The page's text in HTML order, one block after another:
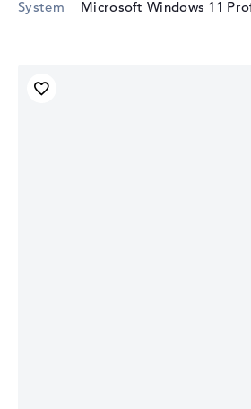
System Microsoft Windows 11